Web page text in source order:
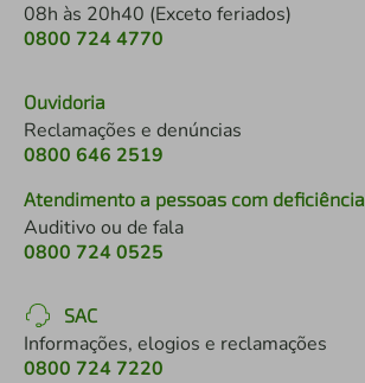
08h às 20h40 (Exceto feriados)
0800 724 4770
Ouvidoria
Reclamações e denúncias
0800 646 2519
Atendimento a pessoas com deficiência
Auditivo ou de fala
0800 724 0525
SAC
Informações, elogios e reclamações
0800 724 7220